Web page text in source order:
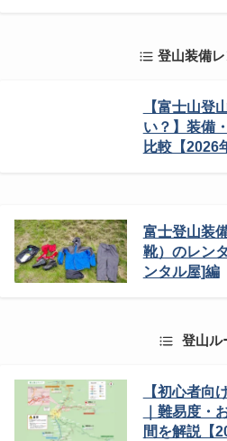
登山装備
【富士山登
い？】装備
比較【2026
富士登山装
靴）のレン
ンタル屋]編
登山ル
【初心者向
｜難易度・
間を解説【